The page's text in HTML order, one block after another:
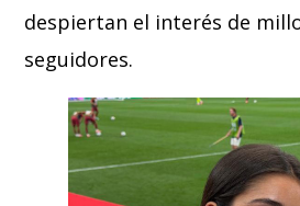
despiertan el interés de
seguidores.